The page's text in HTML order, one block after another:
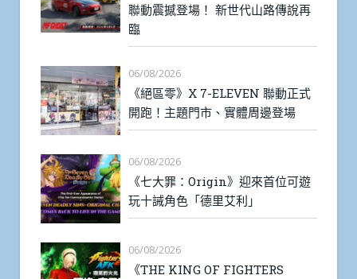
聯動震撼登場！ 新世代山路傳說再
臨
06/08/2026
《絕區零》X 7-ELEVEN 聯動正式
開跑！主題門市、實體周邊登場
06/08/2026
《七大罪：Origin》迎來首位可遊
玩十誡角色「德里艾利」
06/08/2026
《THE KING OF FIGHTERS